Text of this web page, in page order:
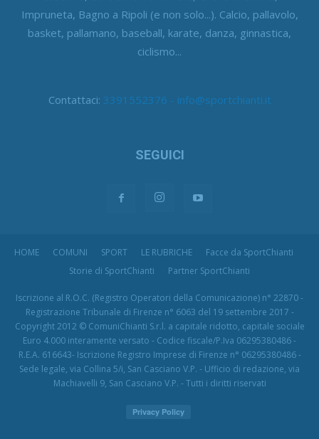
Impruneta, Bagno a Ripoli (e non solo...). Calcio, pallavolo,
basket, pallamano, baseball, karate, danza, ginnastica,
ciclismo...
Contattaci: 3391552376 - info@sportchianti.it
SEGUICI
HOME COMUNI SPORT LE RUBRICHE
Facce da SportChianti
Storie di SportChianti
Partner SportChianti
Iscrizione al R.O.C. (Registro Operatori della Comunicazione) n° 22870 -
Registrazione Tribunale di Firenze n° 6063 del 19 settembre 2017 -
Copyright 2012 © ComuniChianti S.r.l. a capitale ridotto, capitale sociale
Euro 4.000 interamente versato - Codice fiscale/P.Iva 06295380486 -
R.E.A. 616643- Iscrizione Registro Imprese di Firenze n° 06295380486 -
Sede legale, via Collina 5/i, San Casciano V.P. - Ufficio di redazione, via
Machiavelli 9, San Casciano V.P. - Tutti i diritti riservati